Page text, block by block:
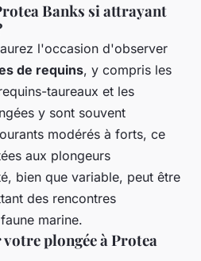
Banks si attrayant
l'occasion d'observer
de requins, y compris les
taureaux et les
y sont souvent
modérés à forts, ce
aux plongeurs
bien que variable, peut être
des rencontres
marine.
plongée à Protea